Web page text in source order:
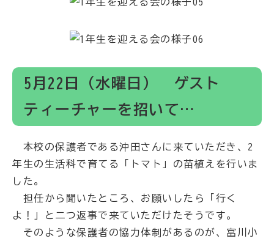
5月22日（水曜日） ゲスト
ティーチャーを招いて…
本校の保護者である沖田さんに来ていただき、2
年生の生活科で育てる「トマト」の苗植えを行いま
した。
担任から聞いたところ、お願いしたら「行く
よ！」と二つ返事で来ていただけたそうです。
そのような保護者の協力体制があるのが、富川小